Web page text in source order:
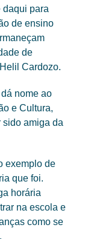
daqui para
de ensino
de
Cardozo.
nome ao
e Cultura,
sido amiga da
exemplo de
que foi.
horária
na escola e
como se